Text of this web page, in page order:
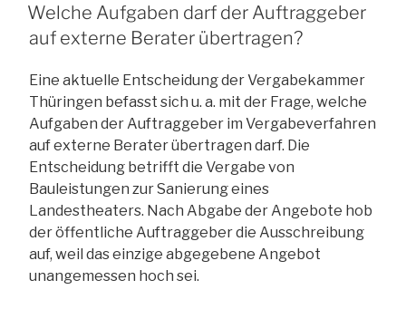
AM
Welche Aufgaben darf der Auftraggeber
auf externe Berater übertragen?
Eine aktuelle Entscheidung der Vergabekammer
Thüringen befasst sich u. a. mit der Frage, welche
Aufgaben der Auftraggeber im Vergabeverfahren
auf externe Berater übertragen darf. Die
Entscheidung betrifft die Vergabe von
Bauleistungen zur Sanierung eines
Landestheaters. Nach Abgabe der Angebote hob
der öffentliche Auftraggeber die Ausschreibung
auf, weil das einzige abgegebene Angebot
unangemessen hoch sei.